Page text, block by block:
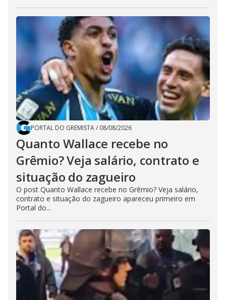
PORTAL DO GREMISTA/ 08/08/2026
Quanto Wallace recebe no
Grêmio? Veja salário, contrato e
situação do zagueiro
O post Quanto Wallace recebe no Grêmio? Veja salário,
contrato e situação do zagueiro apareceu primeiro em
Portal do...